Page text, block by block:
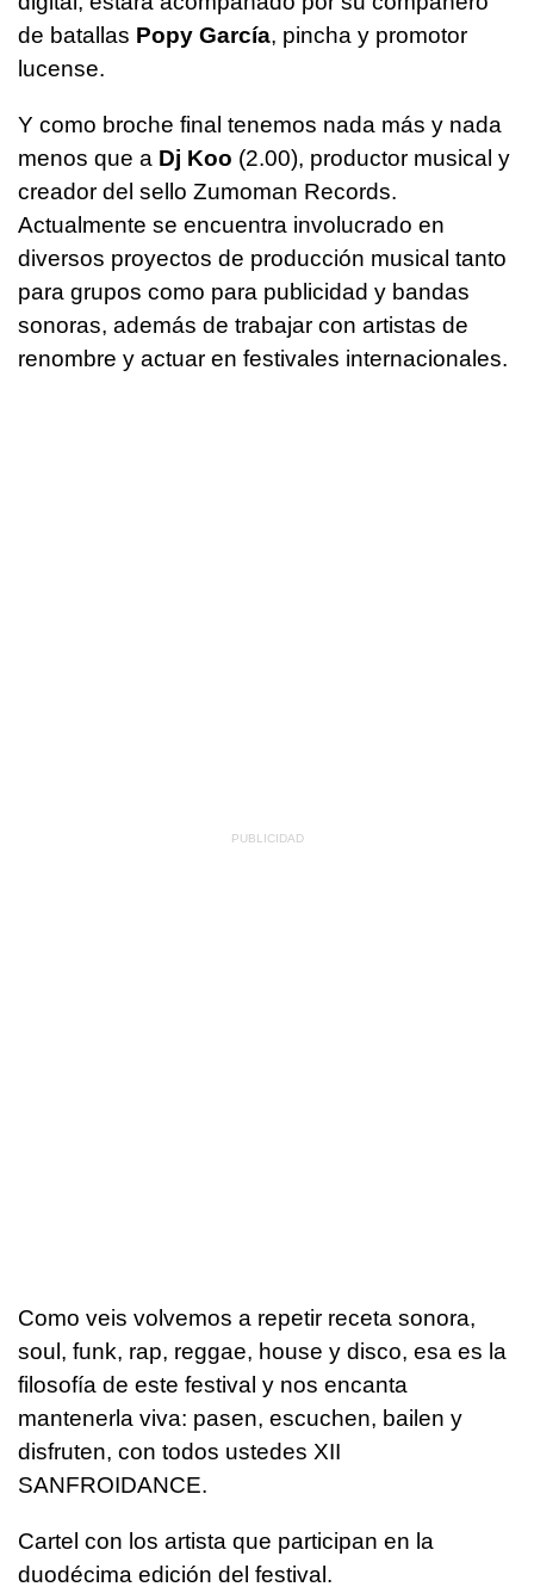
de batallas Popy García, pincha y promotor
lucense.
Y como broche final tenemos nada más y nada
menos que a Dj Koo (2.00), productor musical y
creador del sello Zumoman Records.
Actualmente se encuentra involucrado en
diversos proyectos de producción musical tanto
para grupos como para publicidad y bandas
sonoras, además de trabajar con artistas de
renombre y actuar en festivales internacionales.
Como veis volvemos a repetir receta sonora,
soul, funk, rap, reggae, house y disco, esa es la
filosofía de este festival y nos encanta
mantenerla viva: pasen, escuchen, bailen y
disfruten, con todos ustedes XII
SANFROIDANCE.
Cartel con los artista que participan en la
duodécima edición del festival.